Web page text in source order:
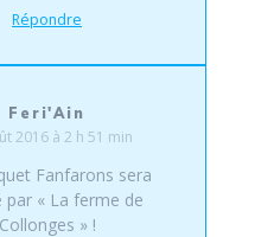
Répondre
Feri'Ain
2016 à 2 h 51 min
Fanfarons sera
par « La ferme de
Collonges » !